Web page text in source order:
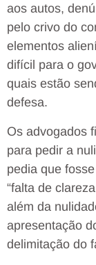
aos autos,
pelo crivo do
elementos
difícil para o
quais estão
defesa.
Os advogados
para pedir a
pedia que
“falta de
além da
apresentação
delimitação do